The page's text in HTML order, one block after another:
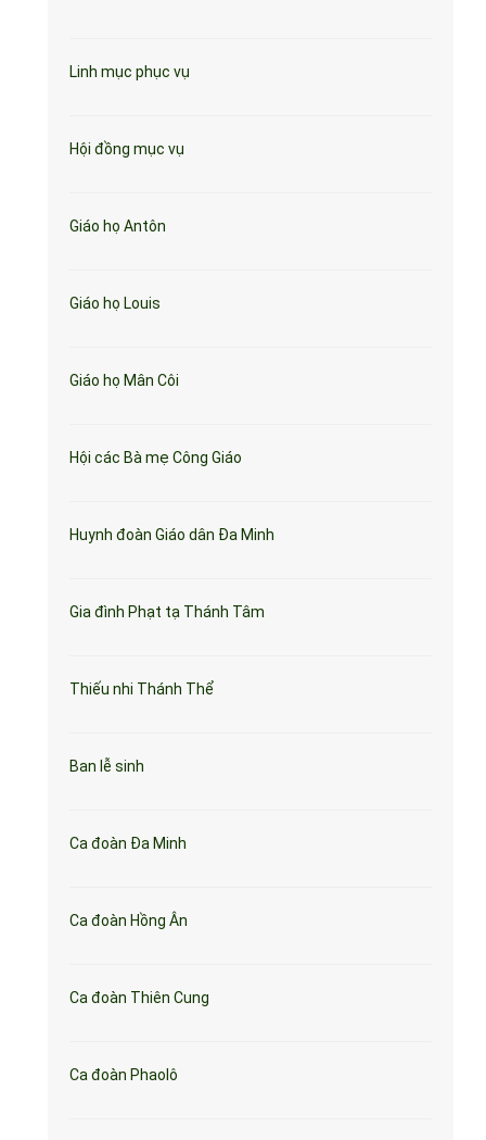
Linh mục phục vụ
Hội đồng mục vụ
Giáo họ Antôn
Giáo họ Louis
Giáo họ Mân Côi
Hội các Bà mẹ Công Giáo
Huynh đoàn Giáo dân Đa Minh
Gia đình Phạt tạ Thánh Tâm
Thiếu nhi Thánh Thể
Ban lễ sinh
Ca đoàn Đa Minh
Ca đoàn Hồng Ân
Ca đoàn Thiên Cung
Ca đoàn Phaolô